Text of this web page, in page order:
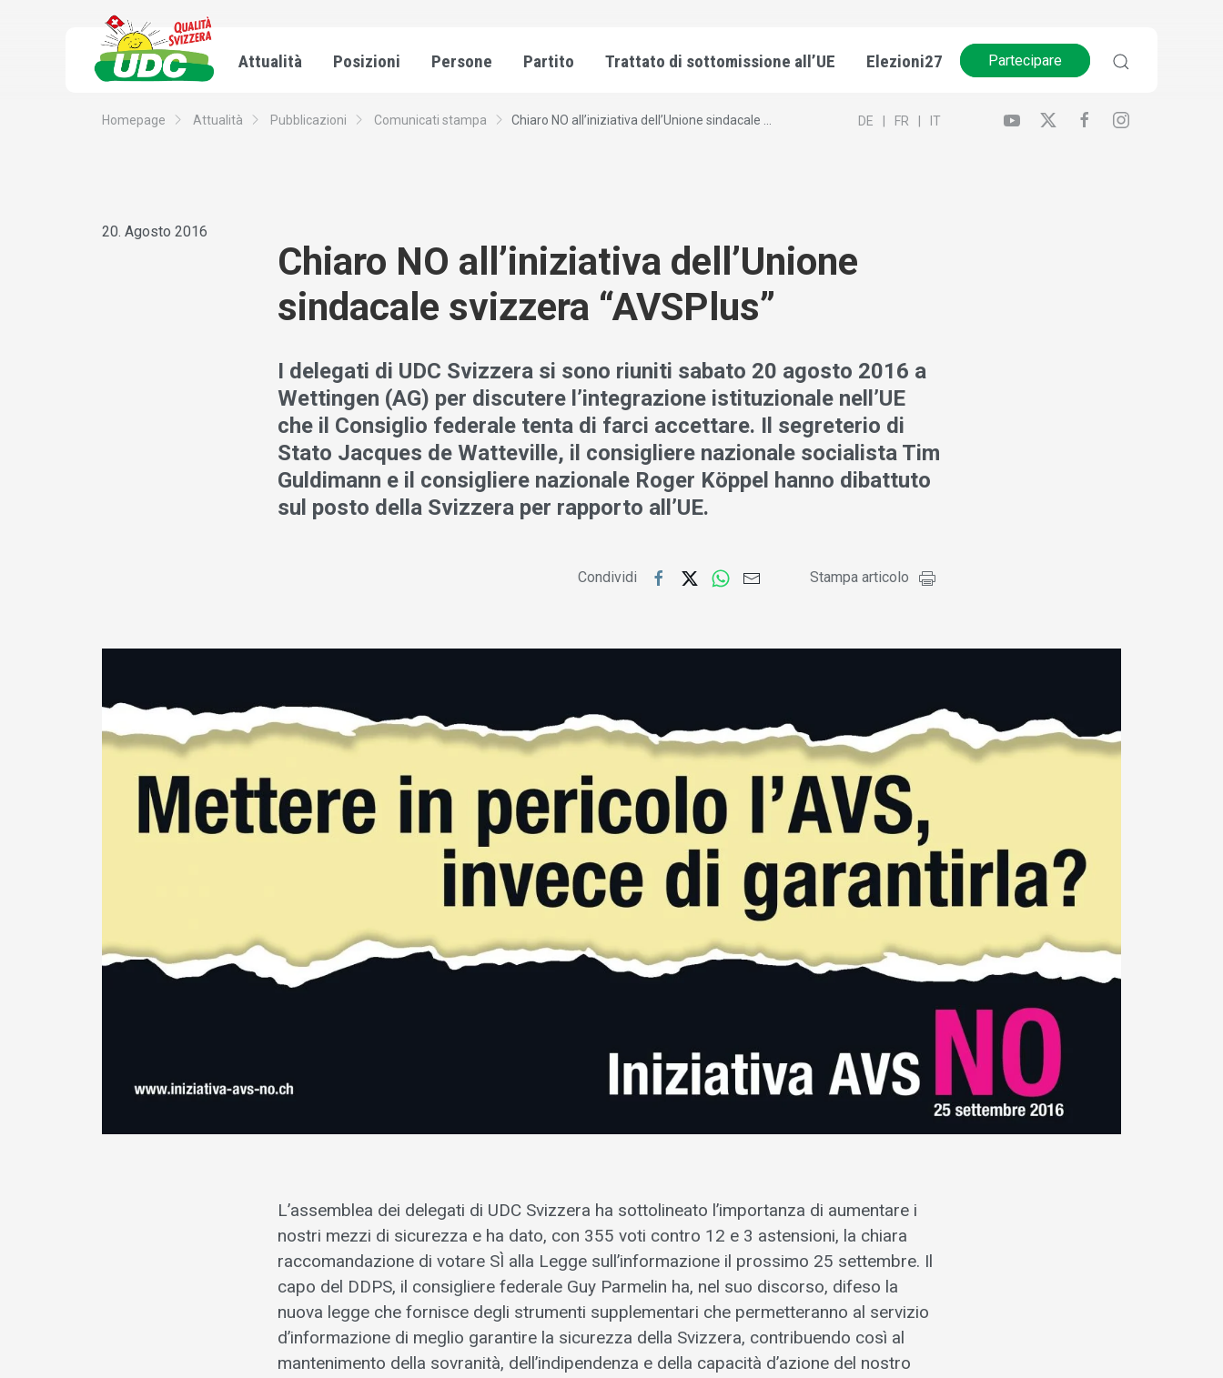
Attualità Posizioni Persone Partito Trattato di sottomissione all’UE Elezioni27 Partecipare
Homepage Attualità Pubblicazioni Comunicati stampa Chiaro NO all’iniziativa dell’Unione sindacale ... DE FR IT
20. Agosto 2016
Chiaro NO all’iniziativa dell’Unione
sindacale svizzera “AVSPlus”
I delegati di UDC Svizzera si sono riuniti sabato 20 agosto 2016 a
Wettingen (AG) per discutere l’integrazione istituzionale nell’UE
che il Consiglio federale tenta di farci accettare. Il segreterio di
Stato Jacques de Watteville, il consigliere nazionale socialista Tim
Guldimann e il consigliere nazionale Roger Köppel hanno dibattuto
sul posto della Svizzera per rapporto all’UE.
Condividi Stampa articolo
L’assemblea dei delegati di UDC Svizzera ha sottolineato l’importanza di aumentare i
nostri mezzi di sicurezza e ha dato, con 355 voti contro 12 e 3 astensioni, la chiara
raccomandazione di votare SÌ alla Legge sull’informazione il prossimo 25 settembre. Il
capo del DDPS, il consigliere federale Guy Parmelin ha, nel suo discorso, difeso la
nuova legge che fornisce degli strumenti supplementari che permetteranno al servizio
d’informazione di meglio garantire la sicurezza della Svizzera, contribuendo così al
mantenimento della sovranità, dell’indipendenza e della capacità d’azione del nostro